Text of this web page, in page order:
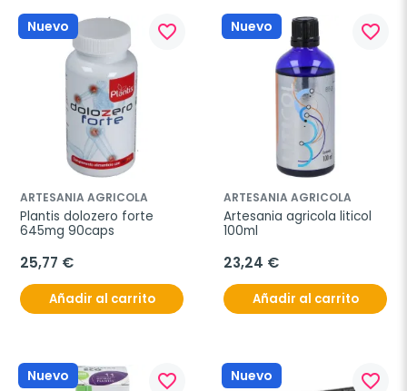
Nuevo favorite_border
ARTESANIA AGRICOLA
Plantis dolozero forte
645mg 90caps
25,77 €
Añadir al carrito
Nuevo favorite_border
ARTESANIA AGRICOLA
Artesania agricola liticol
100ml
23,24 €
Añadir al carrito
Nuevo favorite_border Nuevo favorite_border